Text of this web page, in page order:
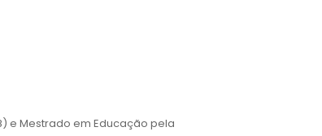
e Mestrado em Educação pela